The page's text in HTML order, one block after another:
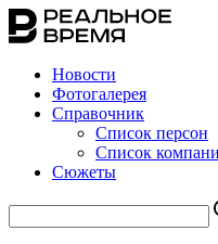
Новости
Фотогалерея
Справочник
Список персон
Список
Сюжеты